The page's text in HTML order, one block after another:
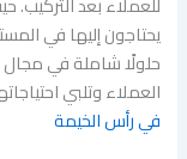
يحتاجون إليها في
حلولًا شاملة في
العملاء وتلبي
في رأس الخيمة